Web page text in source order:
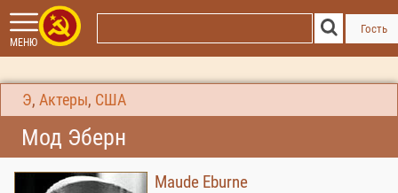
МЕНЮ
Гость
Э, Актеры, США
Мод Эберн
Maude Eburne